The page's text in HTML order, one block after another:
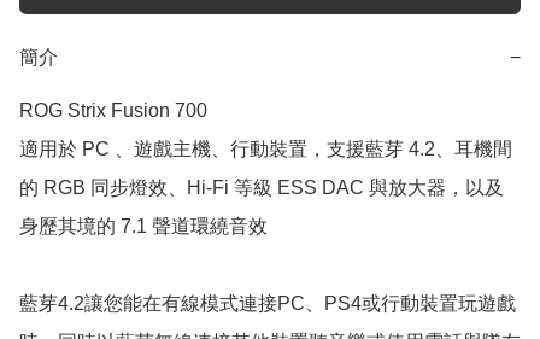
簡介 −
ROG Strix Fusion 700
適用於 PC 、遊戲主機、行動裝置，支援藍芽 4.2、耳機間
的 RGB 同步燈效、Hi-Fi 等級 ESS DAC 與放大器，以及
身歷其境的 7.1 聲道環繞音效
藍芽4.2讓您能在有線模式連接PC、PS4或行動裝置玩遊戲